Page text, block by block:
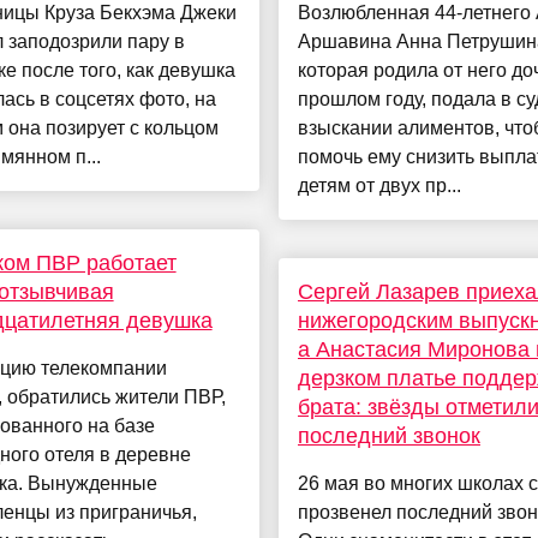
Круза Бекхэма Джеки
заподозрили пару в
после того, как девушка
в соцсетях фото, на
она позирует с кольцом
п...
ПВР работает
девушка
телекомпании
обратились жители ПВР,
на базе
отеля в деревне
Вынужденные
из приграничья,
Возлюбленная 44-
Аршавина Анна
которая родила от него
прошлом году, подала в
взыскании алиментов,
помочь ему снизить
детям от двух пр...
Сергей Лазарев
нижегородским
а Анастасия Миронова
дерзком платье
брата: звёзды отметили
последний звонок
26 мая во многих школах
прозвенел последний